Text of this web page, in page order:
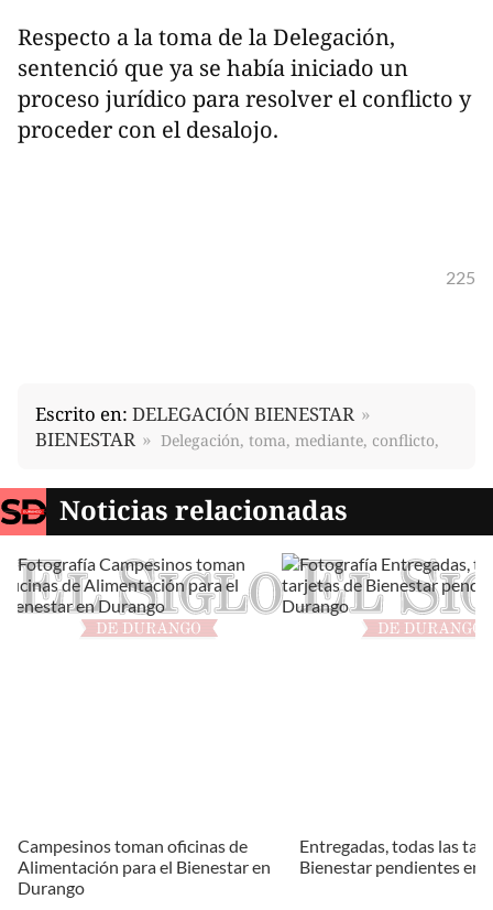
Respecto a la toma de la Delegación,
sentenció que ya se había iniciado un
proceso jurídico para resolver el conflicto y
proceder con el desalojo.
225
Escrito en: DELEGACIÓN BIENESTAR
BIENESTAR
Delegación, toma, mediante, conflicto,
Noticias relacionadas
Campesinos toman oficinas de
Alimentación para el Bienestar en
Durango
Entregadas, todas las
Bienestar pendientes en